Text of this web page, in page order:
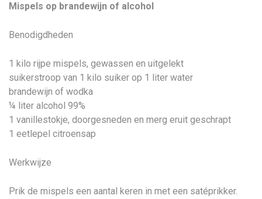
Mispels op brandewijn of alcohol
Benodigdheden
1 kilo rijpe mispels, gewassen en uitgelekt
suikerstroop van 1 kilo suiker op 1 liter water
brandewijn of wodka
¼ liter alcohol 99%
1 vanillestokje, doorgesneden en merg eruit geschrapt
1 eetlepel citroensap
Werkwijze
Prik de mispels een aantal keren in met een satéprikker.